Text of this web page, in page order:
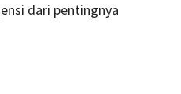
dari pentingnya